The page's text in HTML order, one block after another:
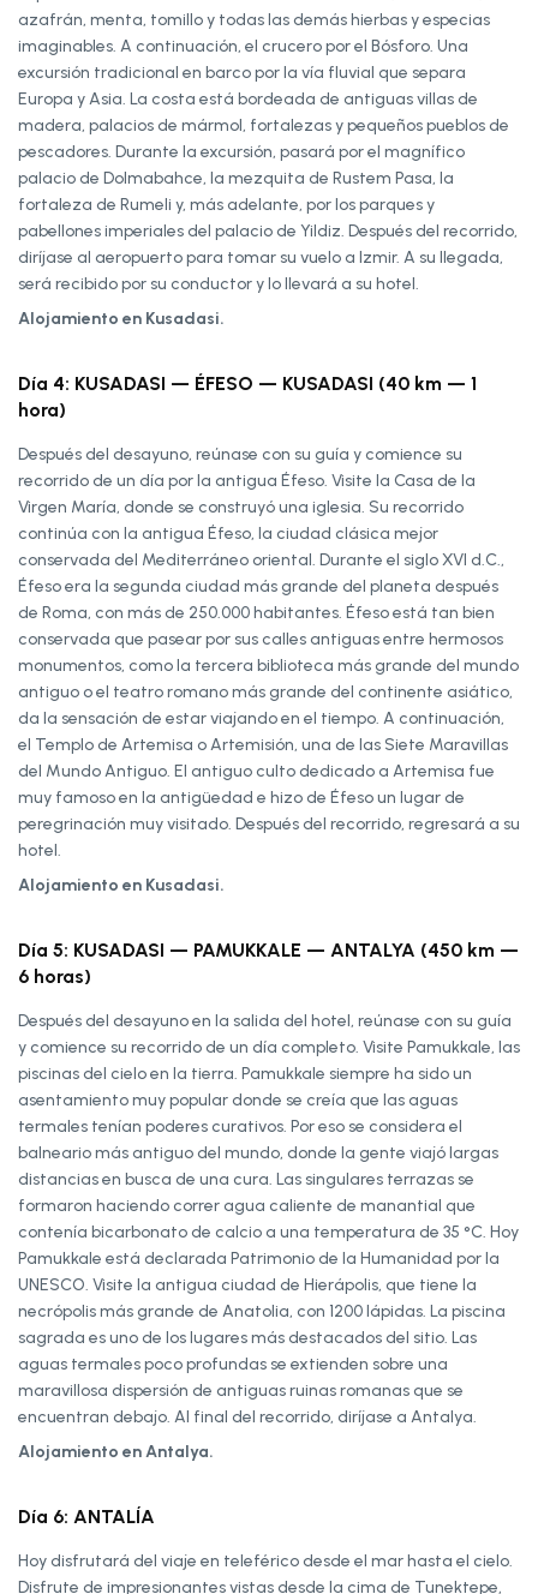
azafrán, menta, tomillo y todas las demás hierbas y especias
imaginables. A continuación, el crucero por el Bósforo. Una
excursión tradicional en barco por la vía fluvial que separa
Europa y Asia. La costa está bordeada de antiguas villas de
madera, palacios de mármol, fortalezas y pequeños pueblos de
pescadores. Durante la excursión, pasará por el magnífico
palacio de Dolmabahce, la mezquita de Rustem Pasa, la
fortaleza de Rumeli y, más adelante, por los parques y
pabellones imperiales del palacio de Yildiz. Después del recorrido,
diríjase al aeropuerto para tomar su vuelo a Izmir. A su llegada,
será recibido por su conductor y lo llevará a su hotel.
Alojamiento en Kusadasi.
Día 4: KUSADASI — ÉFESO — KUSADASI (40 km — 1
hora)
Después del desayuno, reúnase con su guía y comience su
recorrido de un día por la antigua Éfeso. Visite la Casa de la
Virgen María, donde se construyó una iglesia. Su recorrido
continúa con la antigua Éfeso, la ciudad clásica mejor
conservada del Mediterráneo oriental. Durante el siglo XVI d.C.,
Éfeso era la segunda ciudad más grande del planeta después
de Roma, con más de 250.000 habitantes. Éfeso está tan bien
conservada que pasear por sus calles antiguas entre hermosos
monumentos, como la tercera biblioteca más grande del mundo
antiguo o el teatro romano más grande del continente asiático,
da la sensación de estar viajando en el tiempo. A continuación,
el Templo de Artemisa o Artemisión, una de las Siete Maravillas
del Mundo Antiguo. El antiguo culto dedicado a Artemisa fue
muy famoso en la antigüedad e hizo de Éfeso un lugar de
peregrinación muy visitado. Después del recorrido, regresará a su
hotel.
Alojamiento en Kusadasi.
Día 5: KUSADASI — PAMUKKALE — ANTALYA (450 km —
6 horas)
Después del desayuno en la salida del hotel, reúnase con su guía
y comience su recorrido de un día completo. Visite Pamukkale, las
piscinas del cielo en la tierra. Pamukkale siempre ha sido un
asentamiento muy popular donde se creía que las aguas
termales tenían poderes curativos. Por eso se considera el
balneario más antiguo del mundo, donde la gente viajó largas
distancias en busca de una cura. Las singulares terrazas se
formaron haciendo correr agua caliente de manantial que
contenía bicarbonato de calcio a una temperatura de 35 °C. Hoy
Pamukkale está declarada Patrimonio de la Humanidad por la
UNESCO. Visite la antigua ciudad de Hierápolis, que tiene la
necrópolis más grande de Anatolia, con 1200 lápidas. La piscina
sagrada es uno de los lugares más destacados del sitio. Las
aguas termales poco profundas se extienden sobre una
maravillosa dispersión de antiguas ruinas romanas que se
encuentran debajo. Al final del recorrido, diríjase a Antalya.
Alojamiento en Antalya.
Día 6: ANTALÍA
Hoy disfrutará del viaje en teleférico desde el mar hasta el cielo.
Disfrute de impresionantes vistas desde la cima de Tunektepe,